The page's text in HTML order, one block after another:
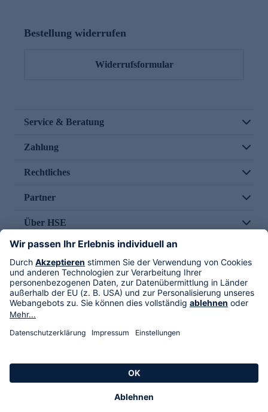
Bestellung widerrufen
Widerrufsformular
Service & Beratung
Zahlung
Rechtliches
Partner
Über HSE
Im TV
HSE International